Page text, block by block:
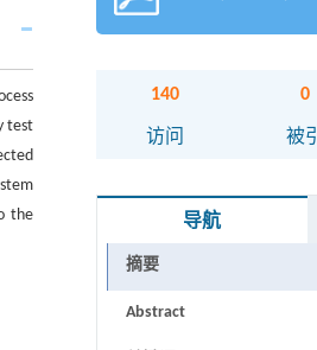
test
the
140
访问
0
被引
导航
摘要
Abstract